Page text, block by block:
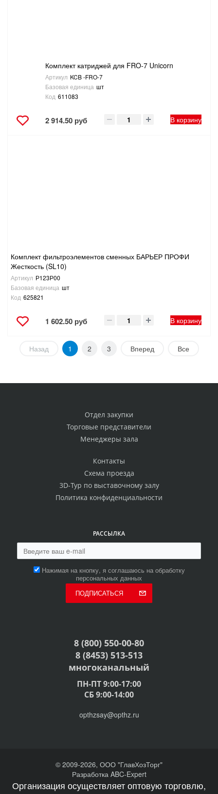
Комплект катриджей для FRO-7 Unicorn
Артикул KCB -FRO-7
Базовая единица шт
Код 611083
2 914.50 руб В корзину
Комплект фильтроэлементов сменных БАРЬЕР ПРОФИ
Жесткость (SL10)
Артикул Р123Р00
Базовая единица шт
Код 625821
1 602.50 руб В корзину
Назад 1 2 3 Вперед Все
Отдел закупки
Торговые представители
Менеджеры зала
Контакты
Схема проезда
3D-Тур по выставочному залу
Политика конфиденциальности
РАССЫЛКА
Нажимая на кнопку, я соглашаюсь на обработку
персональных данных
ПОДПИСАТЬСЯ
8 (800) 550-00-80
8 (8453) 513-513
многоканальный
ПН-ПТ 9:00-17:00
СБ 9:00-14:00
opthzsay@opthz.ru
© 2009-2026, ООО "ГлавХозТорг"
Разработка ABC-Expert
Организация осуществляет оптовую торговлю,